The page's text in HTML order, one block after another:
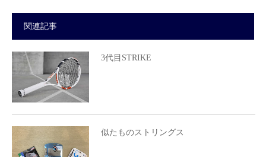
関連記事
3代目STRIKE
似たものストリングス